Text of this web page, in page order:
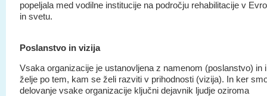
popeljala med vodilne institucije na področju rehabilitacije v
in svetu.
Poslanstvo in vizija
Vsaka organizacije je ustanovljena z namenom (poslanstvo) in
želje po tem, kam se želi razviti v prihodnosti (vizija). In ker
delovanje vsake organizacije ključni dejavnik ljudje oziroma